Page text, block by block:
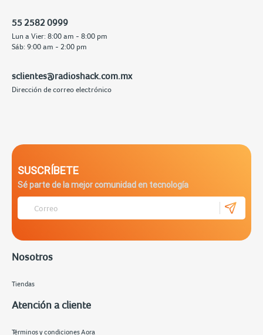
55 2582 0999
Lun a Vier: 8:00 am - 8:00 pm
Sáb: 9:00 am - 2:00 pm
sclientes@radioshack.com.mx
Dirección de correo electrónico
SUSCRÍBETE
Sé parte de la mejor comunidad en tecnología
Nosotros
Tiendas
Atención a cliente
Términos y condiciones Aora